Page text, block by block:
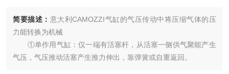
简要描述： 意大利CAMOZZI气缸的气压传动中将压缩气体的压
力能转换为机械
①单作用气缸：仅一端有活塞杆，从活塞一侧供气聚能产生
气压，气压推动活塞产生推力伸出，靠弹簧或自重返回。